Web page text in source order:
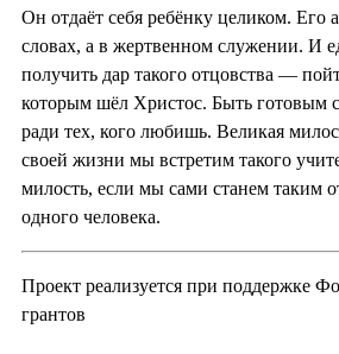
Он отдаёт себя ребёнку целиком. Его
словах, а в жертвенном служении. И
получить дар такого отцовства —
которым шёл Христос. Быть готовым
ради тех, кого любишь. Великая
своей жизни мы встретим такого
милость, если мы сами станем таким
одного человека.
Проект реализуется при поддержке
грантов